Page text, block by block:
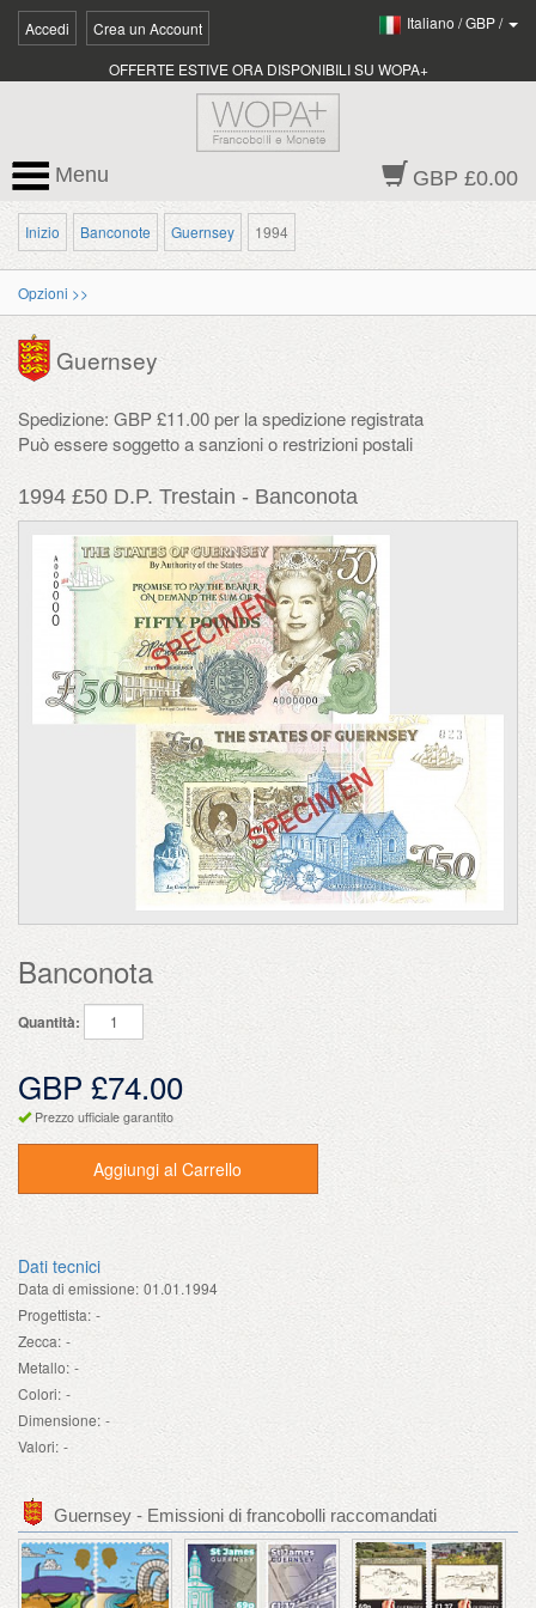
Accedi Crea un Account Italiano /GBP/
OFFERTE ESTIVE ORA DISPONIBILI SU WOPA+
GBP £0.00
Menu
Inizio Banconote Guernsey 1994
Opzioni >>
Guernsey
Spedizione: GBP £11.00 per la spedizione registrata
Può essere soggetto a sanzioni o restrizioni postali
1994 £50 D.P. Trestain - Banconota
Banconota
Quantità:
GBP £74.00
Prezzo ufficiale garantito
Aggiungi al Carrello
Dati tecnici
Data di emissione: 01.01.1994
Progettista: -
Zecca: -
Metallo: -
Colori: -
Dimensione: -
Valori: -
Guernsey - Emissioni di francobolli raccomandati